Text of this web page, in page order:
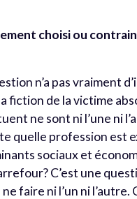
choisi ou
n’a pas vraiment
fiction de la victime
ne sont ni l’une ni
quelle profession est
sociaux et
C’est une
faire ni l’un ni